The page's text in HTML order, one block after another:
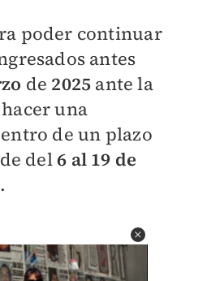
poder continuar
antes
de 2025 ante la
una
de un plazo
del6 al 19 de
.